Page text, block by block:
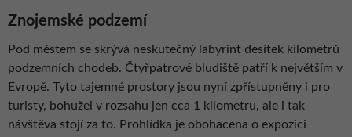
Znojemské podzemí
Pod městem se skrývá neskutečný labyrint desítek kilometrů
podzemních chodeb. Čtyřpatrové bludiště patří k největším v
Evropě. Tyto tajemné prostory jsou nyní zpřístupněny i pro
turisty, bohužel v rozsahu jen cca 1 kilometru, ale i tak
návštěva stojí za to. Prohlídka je obohacena o expozici